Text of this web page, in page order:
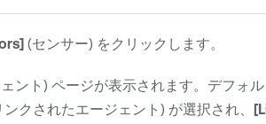
(センサー) をクリックします。
ント) ページが表示されます。デフォ
クされたエージェント) が選択され、